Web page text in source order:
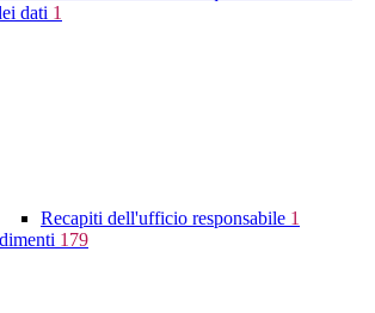
dati 1
Recapiti dell'ufficio responsabile 1
179